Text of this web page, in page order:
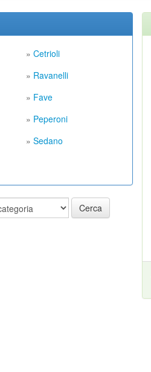
» Cetrioli
» Ravanelli
» Fave
» Peperoni
» Sedano
Cerca